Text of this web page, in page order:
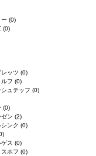
(0)
(0)
ッツ (0)
フ (0)
ュテッフ (0)
(0)
ン (2)
ンク (0)
ス (0)
ホフ (0)